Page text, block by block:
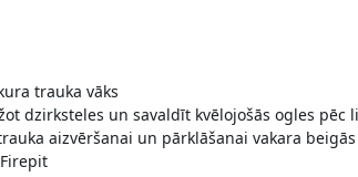
trauka vāks
dzirksteles un savaldīt kvēlojošās ogles pēc
aizvēršanai un pārklāšanai vakara beigās